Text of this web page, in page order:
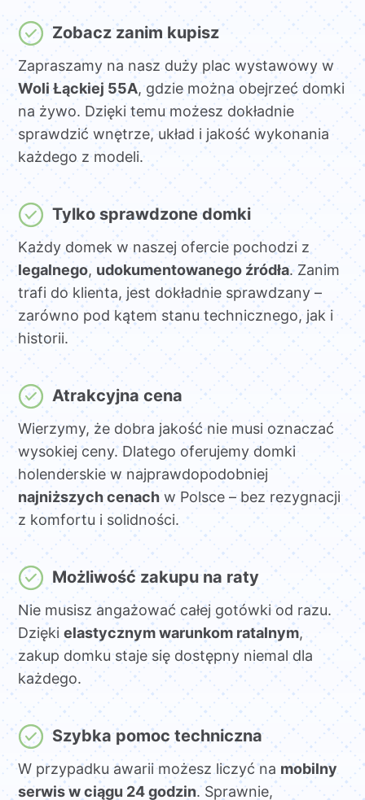
Zobacz zanim kupisz
Zapraszamy na nasz duży plac wystawowy w
Woli Łąckiej 55A, gdzie można obejrzeć domki
na żywo. Dzięki temu możesz dokładnie
sprawdzić wnętrze, układ i jakość wykonania
każdego z modeli.
Tylko sprawdzone domki
Każdy domek w naszej ofercie pochodzi z
legalnego, udokumentowanego źródła. Zanim
trafi do klienta, jest dokładnie sprawdzany –
zarówno pod kątem stanu technicznego, jak i
historii.
Atrakcyjna cena
Wierzymy, że dobra jakość nie musi oznaczać
wysokiej ceny. Dlatego oferujemy domki
holenderskie w najprawdopodobniej
najniższych cenachw Polsce – bez rezygnacji
z komfortu i solidności.
Możliwość zakupu na raty
Nie musisz angażować całej gotówki od razu.
Dziękielastycznym warunkom ratalnym,
zakup domku staje się dostępny niemal dla
każdego.
Szybka pomoc techniczna
W przypadku awarii możesz liczyć na mobilny
serwis w ciągu 24 godzin. Sprawnie,